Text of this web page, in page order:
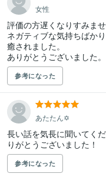
女性
評価の方遅くなりすみませ
ネガティブな気持ちばか
癒されました。
ありがとうございました。
参考になった
あたたん✡
長い話を気長に聞いてく
りがとうございました！
参考になった